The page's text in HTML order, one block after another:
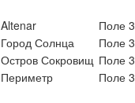
Altenar
Поле 3
Город Солнца
Поле 3
Остров Сокровищ Поле 3
Периметр
Поле 3